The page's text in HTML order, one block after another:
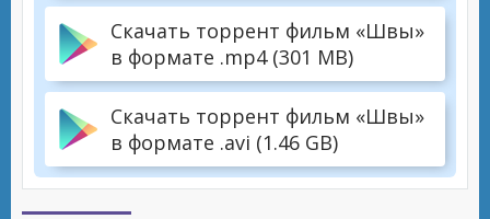
Скачать торрент фильм «Швы»
в формате .mp4 (301 MB)
Скачать торрент фильм «Швы»
в формате .avi (1.46 GB)